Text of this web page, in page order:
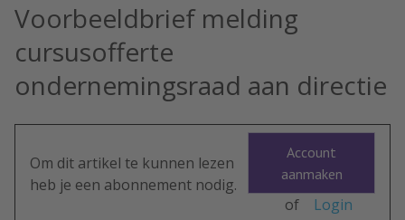
Voorbeeldbrief melding
cursusofferte
ondernemingsraad aan directie
Om dit artikel te kunnen lezen
heb je een abonnement nodig.
Account
aanmaken
of Login